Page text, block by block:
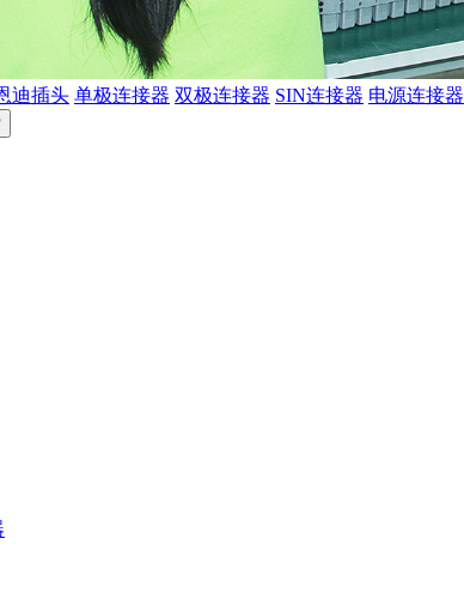
迪插头 单极连接器 双极连接器 SIN连接器 电源连接器